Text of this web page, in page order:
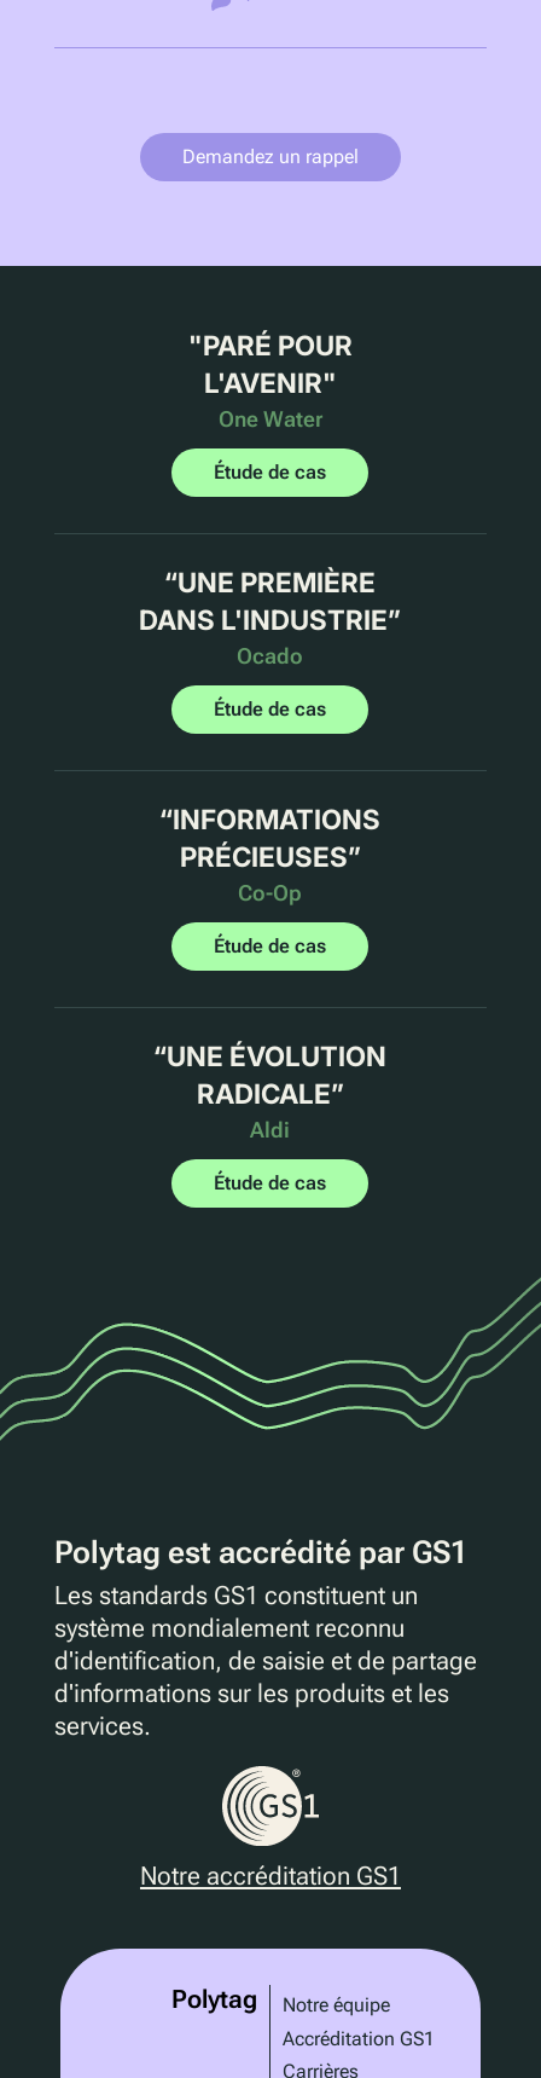
Demandez un rappel
"PARÉ POUR
L'AVENIR"
One Water
Étude de cas
“UNE PREMIÈRE
DANS L'INDUSTRIE”
Ocado
Étude de cas
“INFORMATIONS
PRÉCIEUSES”
Co-Op
Étude de cas
“UNE ÉVOLUTION
RADICALE”
Aldi
Étude de cas
Polytag est accrédité par GS1
Les standards GS1 constituent un
système mondialement reconnu
d'identification, de saisie et de partage
d'informations sur les produits et les
services.
Notre accréditation GS1
Polytag
Notre équipe
Accréditation GS1
Carrières